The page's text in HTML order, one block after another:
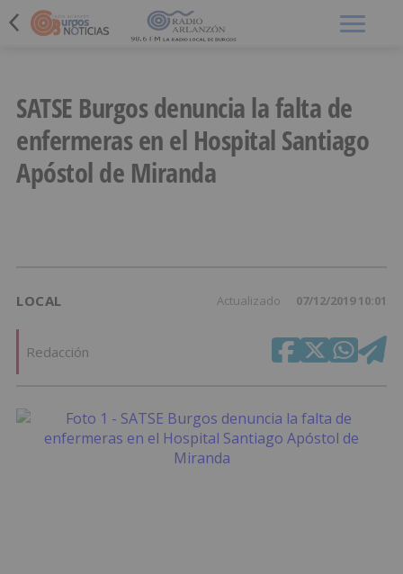
SATSE Burgos denuncia la falta de
enfermeras en el Hospital Santiago
Apóstol de Miranda
LOCAL Actualizado 07/12/2019 10:01
Redacción